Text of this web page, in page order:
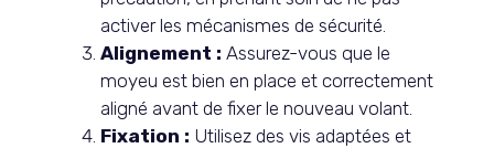
activer les mécanismes de sécurité.
Alignement : Assurez-vous que le
moyeu est bien en place et correctement
aligné avant de fixer le nouveau volant.
Fixation : Utilisez des vis adaptées et